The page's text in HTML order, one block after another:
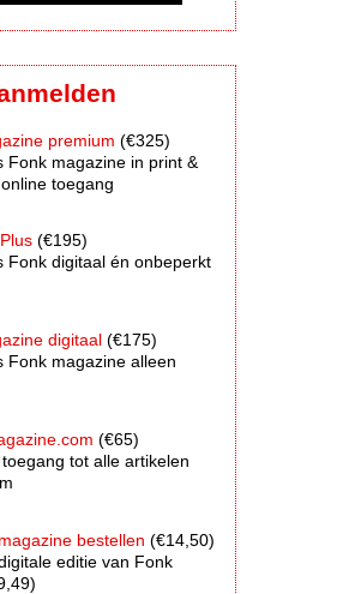
premium (€325)
Fonk magazine in print &
toegang
(€195)
Fonk digitaal én onbeperkt
digitaal (€175)
Fonk magazine alleen
(€65)
tot alle artikelen
bestellen (€14,50)
editie van Fonk